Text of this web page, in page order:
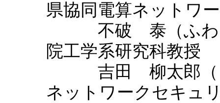
県協同電算ネットワ
不破 泰（ふ
院工学系研究科教授
吉田 柳太郎（
ネットワークセキュ